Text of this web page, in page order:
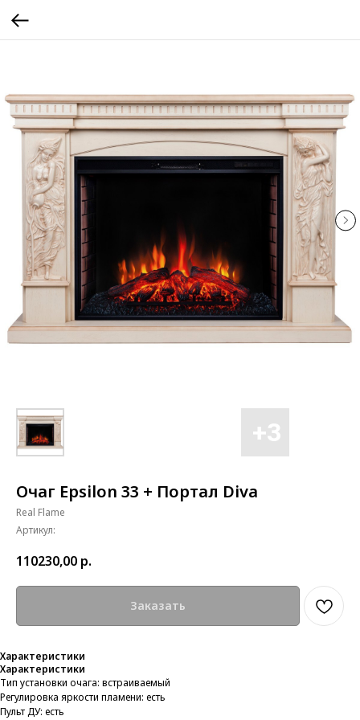
Очаг Epsilon 33 + Портал Diva
Real Flame
Артикул:
110230,00 р.
Заказать
Характеристики
Характеристики
Тип установки очага: встраиваемый
Регулировка яркости пламени: есть
Пульт ДУ: есть